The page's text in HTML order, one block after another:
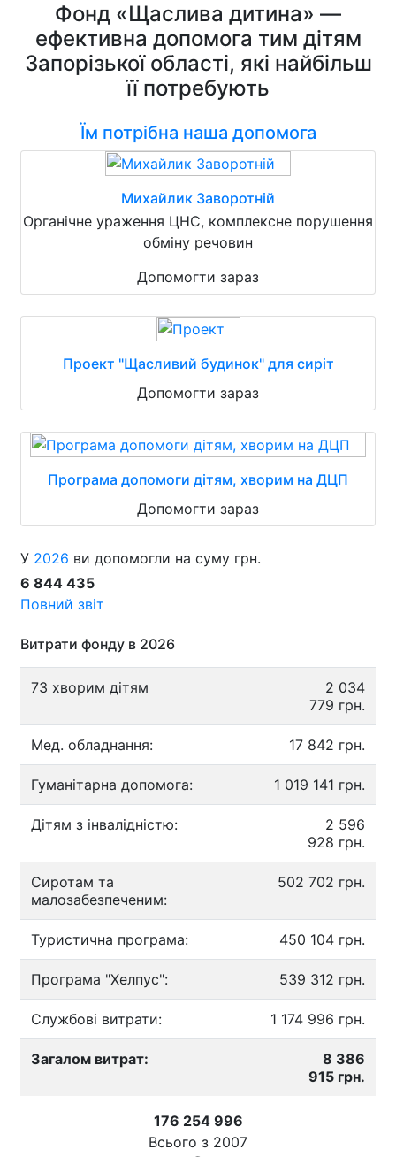
Фонд «Щаслива дитина» —
ефективна допомога тим дітям
Запорізької області, які найбільш
її потребують
Їм потрібна наша допомога
Михайлик Заворотній
Органічне ураження ЦНС, комплексне порушення
обміну речовин
Допомогти зараз
Проект "Щасливий будинок" для сиріт
Допомогти зараз
Програма допомоги дітям, хворим на ДЦП
Допомогти зараз
У 2026 ви допомогли на суму грн.
6 844 435
Повний звіт
Витрати фонду в 2026
73 хворим дітям
2 034
779 грн.
Мед. обладнання: 17 842 грн.
Гуманітарна допомога: 1 019 141 грн.
Дітям з інвалідністю:
2 596
928 грн.
Сиротам та
малозабезпеченим:
502 702 грн.
Туристична програма: 450 104 грн.
Програма "Хелпус": 539 312 грн.
Службові витрати: 1 174 996 грн.
Загалом витрат:
8 386
915 грн.
176 254 996
Всього з 2007